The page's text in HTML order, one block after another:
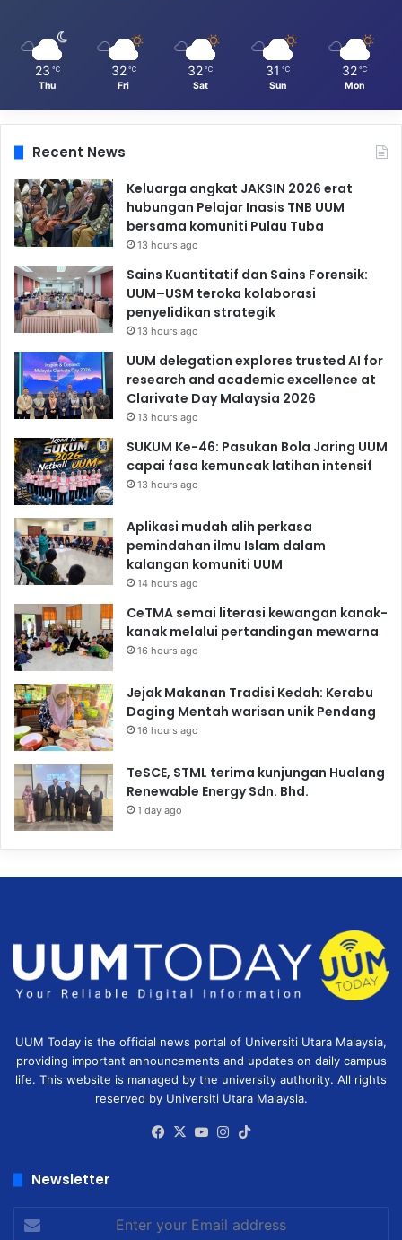
23 ℃
Thu
32 ℃
Fri
32 ℃
Sat
31 ℃
Sun
32 ℃
Mon
Recent News
Keluarga angkat JAKSIN 2026 erat
hubungan Pelajar Inasis TNB UUM
bersama komuniti Pulau Tuba
13 hours ago
Sains Kuantitatif dan Sains Forensik:
UUM–USM teroka kolaborasi
penyelidikan strategik
13 hours ago
UUM delegation explores trusted AI for
research and academic excellence at
Clarivate Day Malaysia 2026
13 hours ago
SUKUM Ke-46: Pasukan Bola Jaring UUM
capai fasa kemuncak latihan intensif
13 hours ago
Aplikasi mudah alih perkasa
pemindahan ilmu Islam dalam
kalangan komuniti UUM
14 hours ago
CeTMA semai literasi kewangan kanak-
kanak melalui pertandingan mewarna
16 hours ago
Jejak Makanan Tradisi Kedah: Kerabu
Daging Mentah warisan unik Pendang
16 hours ago
TeSCE, STML terima kunjungan Hualang
Renewable Energy Sdn. Bhd.
1 day ago
UUM Today is the official news portal of Universiti Utara Malaysia,
providing important announcements and updates on daily campus
life. This website is managed by the university authority. All rights
reserved by Universiti Utara Malaysia.
Facebook
X YouTubeInstagram
Newsletter
Enter
your